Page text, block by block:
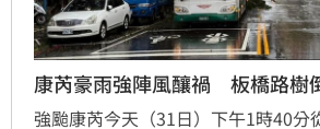
康芮豪雨強陣風釀禍 板橋路樹
強颱康芮今天（31日）下午1時40分